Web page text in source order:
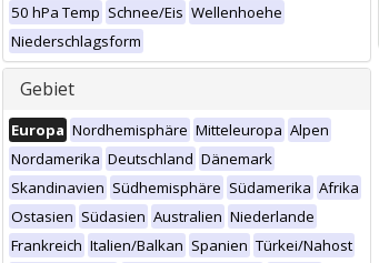
50 hPa Temp Schnee/Eis Wellenhoehe
Niederschlagsform
Gebiet
Europa Nordhemisphäre Mitteleuropa Alpen
Nordamerika Deutschland Dänemark
Skandinavien Südhemisphäre Südamerika Afrika
Ostasien Südasien Australien Niederlande
Frankreich Italien/Balkan Spanien Türkei/Nahost